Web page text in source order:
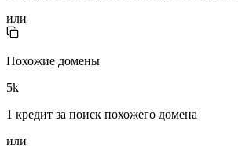
или
Похожие домены
5k
1 кредит за поиск похожего домена
или